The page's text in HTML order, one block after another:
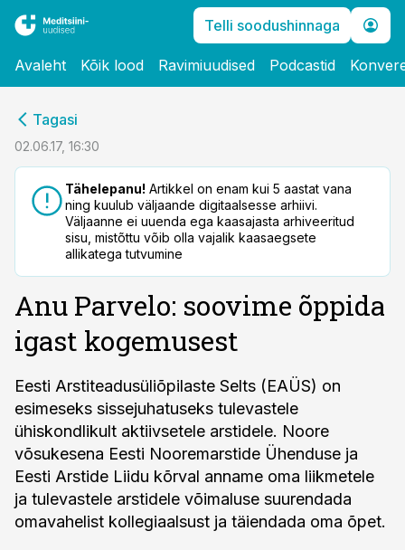
Telli soodushinnaga
Avaleht Kõik lood Ravimiuudised Podcastid
Tagasi
02.06.17, 16:30
Tähelepanu! Artikkel on enam kui 5 aastat vana
ning kuulub väljaande digitaalsesse arhiivi.
Väljaanne ei uuenda ega kaasajasta arhiveeritud
sisu, mistõttu võib olla vajalik kaasaegsete
allikatega tutvumine
Anu Parvelo: soovime õppida
igast kogemusest
Eesti Arstiteadusüliõpilaste Selts (EAÜS) on
esimeseks sissejuhatuseks tulevastele
ühiskondlikult aktiivsetele arstidele. Noore
võsukesena Eesti Nooremarstide Ühenduse ja
Eesti Arstide Liidu kõrval anname oma liikmetele
ja tulevastele arstidele võimaluse suurendada
omavahelist kollegiaalsust ja täiendada oma õpet.